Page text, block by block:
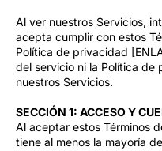
Al ver nuestros Servicios,
acepta cumplir con estos
Política de privacidad
del servicio ni la Política
nuestros Servicios.
SECCIÓN 1: ACCESO Y
Al aceptar estos Términos
tiene al menos la mayoría